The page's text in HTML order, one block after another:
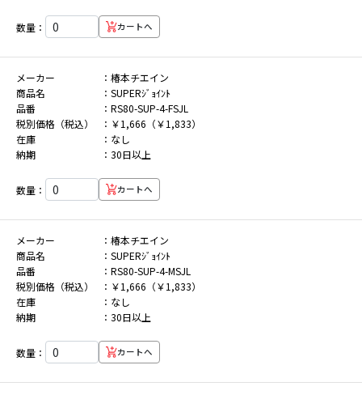
数量： カートへ
メーカー
椿本チエイン
商品名
SUPERｼﾞｮｲﾝﾄ
品番
RS80-SUP-4-FSJL
税別価格（税込）
￥1,666（￥1,833）
在庫
なし
納期
30日以上
数量： カートへ
メーカー
椿本チエイン
商品名
SUPERｼﾞｮｲﾝﾄ
品番
RS80-SUP-4-MSJL
税別価格（税込）
￥1,666（￥1,833）
在庫
なし
納期
30日以上
数量： カートへ